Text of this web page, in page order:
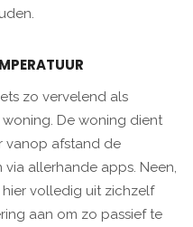
zo vervelend als
De woning dient
vanop afstand de
allerhande apps. Neen,
volledig uit zichzelf
aan om zo passief te